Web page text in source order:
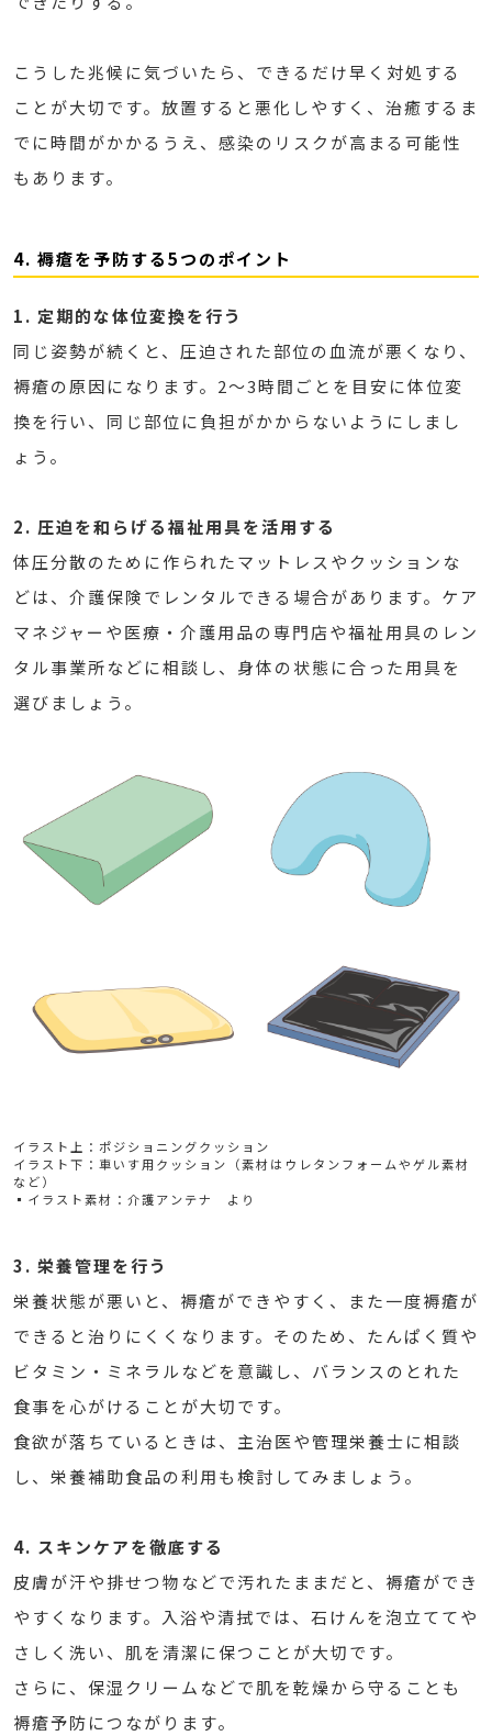
こうした兆候に気づいたら、できるだけ早く対処する
ことが大切です。放置すると悪化しやすく、治癒するま
でに時間がかかるうえ、感染のリスクが高まる可能性
もあります。
4. 褥瘡を予防する5つのポイント
1. 定期的な体位変換を行う
同じ姿勢が続くと、圧迫された部位の血流が悪くなり、
褥瘡の原因になります。2〜3時間ごとを目安に体位変
換を行い、同じ部位に負担がかからないようにしまし
ょう。
2. 圧迫を和らげる福祉用具を活用する
体圧分散のために作られたマットレスやクッションな
どは、介護保険でレンタルできる場合があります。ケア
マネジャーや医療・介護用品の専門店や福祉用具のレン
タル事業所などに相談し、身体の状態に合った用具を
選びましょう。
イラスト上：ポジショニングクッション
イラスト下：車いす用クッション（素材はウレタンフォームやゲル素材
など）
▪イラスト素材：介護アンテナ より
3. 栄養管理を行う
栄養状態が悪いと、褥瘡ができやすく、また一度褥瘡が
できると治りにくくなります。そのため、たんぱく質や
ビタミン・ミネラルなどを意識し、バランスのとれた
食事を心がけることが大切です。
食欲が落ちているときは、主治医や管理栄養士に相談
し、栄養補助食品の利用も検討してみましょう。
4. スキンケアを徹底する
皮膚が汗や排せつ物などで汚れたままだと、褥瘡ができ
やすくなります。入浴や清拭では、石けんを泡立ててや
さしく洗い、肌を清潔に保つことが大切です。
さらに、保湿クリームなどで肌を乾燥から守ることも
褥瘡予防につながります。